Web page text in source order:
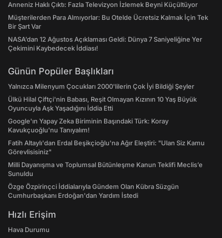
Anneniz Haklı Çıktı: Fazla Televizyon İzlemek Beyni Küçültüyor
Müşterilerden Para Almıyorlar: Bu Otelde Ücretsiz Kalmak İçin Tek
Bir Şart Var
NASA’dan 12 Ağustos Açıklaması Geldi: Dünya 7 Saniyeliğine Yer
Çekimini Kaybedecek İddiası!
Günün Popüler Başlıkları
Yalnızca Milenyum Çocukları 2000'lilerin Çok İyi Bildiği Şeyler
Ülkü Hilal Çiftçi'nin Babası, Reşit Olmayan Kızının 10 Yaş Büyük
Oyuncuyla Aşk Yaşadığını İddia Etti
Google'ın Yapay Zeka Biriminin Başındaki Türk: Koray
Kavukçuoğlu'nu Tanıyalım!
Fatih Altaylı'dan Erdal Beşikçioğlu'na Ağır Eleştiri: "Ulan Siz Kamu
Görevlisisiniz"
Milli Dayanışma ve Toplumsal Bütünleşme Kanun Teklifi Meclis’e
Sunuldu
Özge Özpirinçci İddialarıyla Gündem Olan Kübra Süzgün
Cumhurbaşkanı Erdoğan'dan Yardım İstedi
Hızlı Erişim
Hava Durumu